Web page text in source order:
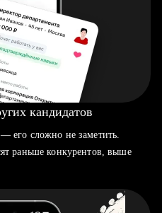
кандидатов
его сложно не заметить.
раньше конкурентов, выше